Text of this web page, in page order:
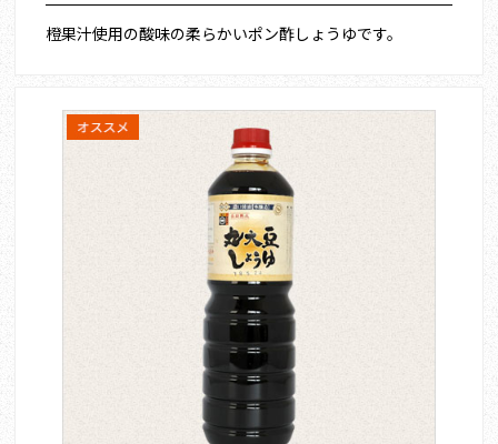
橙果汁使用の酸味の柔らかいポン酢しょうゆです。